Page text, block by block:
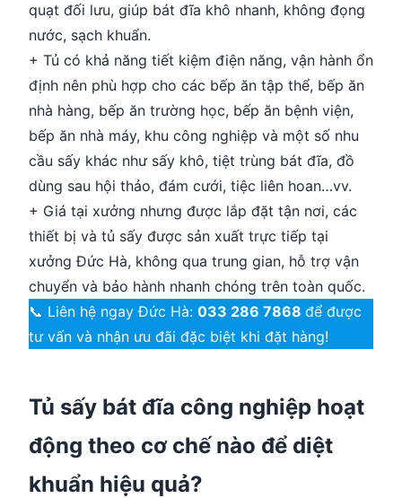
quạt đối lưu, giúp bát đĩa khô nhanh, không đọng
nước, sạch khuẩn.
+ Tủ có khả năng tiết kiệm điện năng, vận hành ổn
định nên phù hợp cho các bếp ăn tập thể, bếp ăn
nhà hàng, bếp ăn trường học, bếp ăn bệnh viện,
bếp ăn nhà máy, khu công nghiệp và một số nhu
cầu sấy khác như sấy khô, tiệt trùng bát đĩa, đồ
dùng sau hội thảo, đám cưới, tiệc liên hoan…vv.
+ Giá tại xưởng nhưng được lắp đặt tận nơi, các
thiết bị và tủ sấy được sản xuất trực tiếp tại
xưởng Đức Hà, không qua trung gian, hỗ trợ vận
chuyển và bảo hành nhanh chóng trên toàn quốc.
📞 Liên hệ ngay Đức Hà: 033 286 7868 để được
tư vấn và nhận ưu đãi đặc biệt khi đặt hàng!
Tủ sấy bát đĩa công nghiệp hoạt
động theo cơ chế nào để diệt
khuẩn hiệu quả?